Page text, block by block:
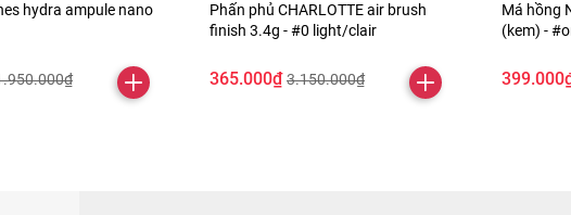
hydra ampule nano
Phấn phủ CHARLOTTE air brush
finish 3.4g - #0 light/clair
365.000₫ 3.150.000₫
Má hồng
(kem) -